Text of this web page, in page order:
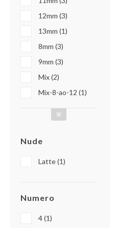
12mm (3)
13mm (1)
8mm (3)
9mm (3)
Mix (2)
Mix-8-ao-12 (1)
Nude
Latte (1)
Numero
4 (1)